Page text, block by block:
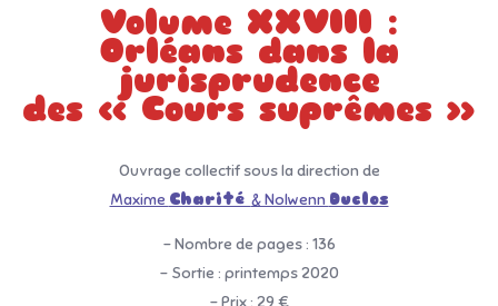
Volume XXVIII :
Orléans dans la
jurisprudence
des « Cours suprêmes »
Ouvrage collectif sous la direction de
Maxime Charité & Nolwenn Duclos
– Nombre de pages : 136
– Sortie : printemps 2020
– Prix : 29 €